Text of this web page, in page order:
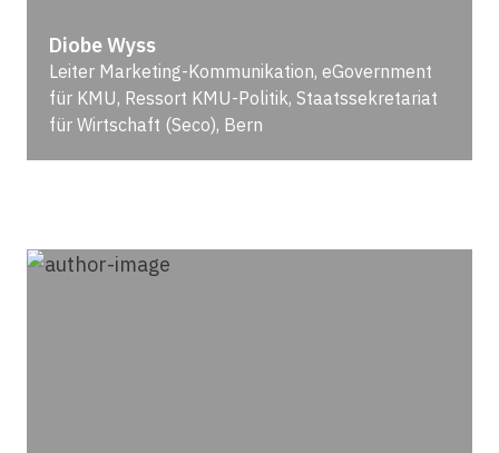
Diobe Wyss
Leiter Marketing-Kommunikation, eGovernment
für KMU, Ressort KMU-Politik, Staatssekretariat
für Wirtschaft (Seco), Bern